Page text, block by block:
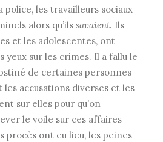
police, les travailleurs sociaux
alors qu’ils savaient. Ils
et les adolescentes, ont
yeux sur les crimes. Il a fallu le
de certaines personnes
les accusations diverses et les
sur elles pour qu’on
le voile sur ces affaires
procès ont eu lieu, les peines